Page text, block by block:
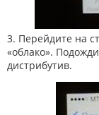
3. Перейдите на
«облако».
дистрибутив.